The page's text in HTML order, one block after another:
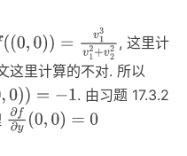
(0,0) )= v 3v 12+v22
, 这里计
这里计算的不对. 所以
. 由习题 17.3.2
∂f∂ y(0 ,0) =0